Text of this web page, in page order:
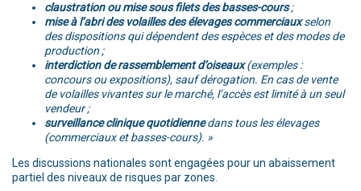
claustration ou mise sous filets des basses-cours;
mise à l’abri des volailles des élevages commerciauxselon
des dispositions qui dépendent des espèces et des modes de
production ;
interdiction de rassemblement d’oiseaux(exemples :
concours ou expositions), sauf dérogation. En cas de vente
de volailles vivantes sur le marché, l’accès est limité à un seul
vendeur ;
surveillance clinique quotidiennedans tous les élevages
(commerciaux et basses-cours). »
Les discussions nationales sont engagées pour un abaissement
partiel des niveaux de risques par zones.